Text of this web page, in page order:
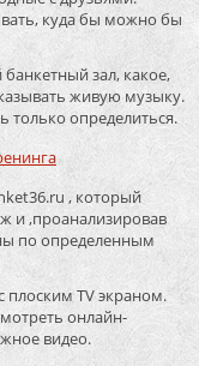
куда бы можно бы
зал, какое,
живую музыку.
только определиться.
, который
и ,проанализировав
по определенным
плоским TV экраном.
онлайн-
видео.